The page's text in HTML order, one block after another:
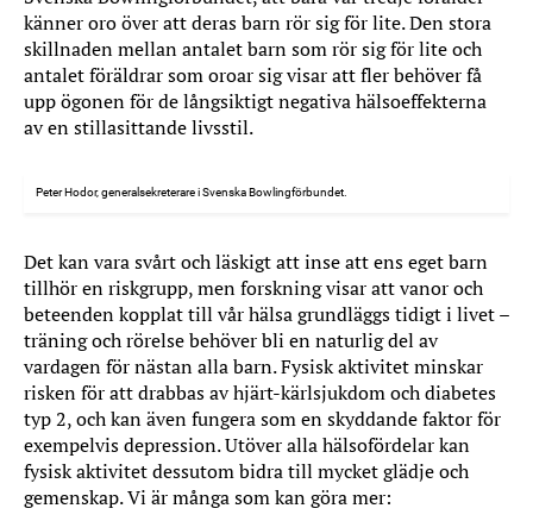
känner oro över att deras barn rör sig för lite. Den stora
skillnaden mellan antalet barn som rör sig för lite och
antalet föräldrar som oroar sig visar att fler behöver få
upp ögonen för de långsiktigt negativa hälsoeffekterna
av en stillasittande livsstil.
Peter Hodor, generalsekreterare i Svenska Bowlingförbundet.
Det kan vara svårt och läskigt att inse att ens eget barn
tillhör en riskgrupp, men forskning visar att vanor och
beteenden kopplat till vår hälsa grundläggs tidigt i livet –
träning och rörelse behöver bli en naturlig del av
vardagen för nästan alla barn. Fysisk aktivitet minskar
risken för att drabbas av hjärt-kärlsjukdom och diabetes
typ 2, och kan även fungera som en skyddande faktor för
exempelvis depression. Utöver alla hälsofördelar kan
fysisk aktivitet dessutom bidra till mycket glädje och
gemenskap. Vi är många som kan göra mer: